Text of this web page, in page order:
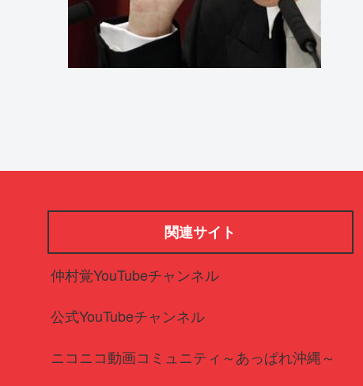
関連サイト
仲村覚YouTubeチャンネル
公式YouTubeチャンネル
ニコニコ動画コミュニティ～あっぱれ沖縄～